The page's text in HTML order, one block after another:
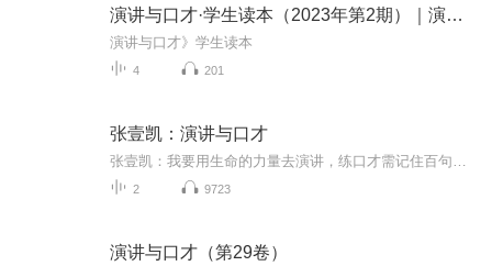
演讲与口才·学生读本（2023年第2期）｜演讲与口才·学生读本
演讲与口才》学生读本
4 201
张壹凯：演讲与口才
2 9723
演讲与口才（第29卷）